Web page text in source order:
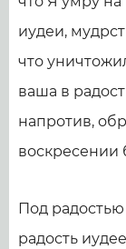
иудеи,
что
ваша в
напротив,
воскресении
Под
радость